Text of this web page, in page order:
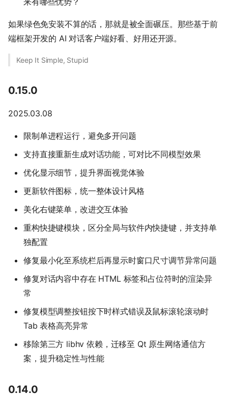
如果绿色免安装不算的话，那就是被全面碾压。那些基于前
端框架开发的 AI 对话客户端好看、好用还开源。
Keep It Simple, Stupid
0.15.0
2025.03.08
限制单进程运行，避免多开问题
支持直接重新生成对话功能，可对比不同模型效果
优化显示细节，提升界面视觉体验
更新软件图标，统一整体设计风格
美化右键菜单，改进交互体验
重构快捷键模块，区分全局与软件内快捷键，并支持单
独配置
修复最小化至系统栏后再显示时窗口尺寸调节异常问题
修复对话内容中存在 HTML 标签和占位符时的渲染异
常
修复模型调整按钮按下时样式错误及鼠标滚轮滚动时
Tab 表格高亮异常
移除第三方 libhv 依赖，迁移至 Qt 原生网络通信方
案，提升稳定性与性能
0.14.0